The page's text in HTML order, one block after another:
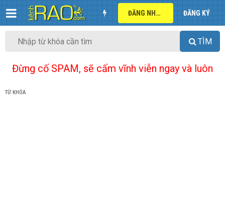
ĐĂNG NHẬP ĐĂNG KÝ
TÌM
Đừng cố SPAM, sẽ cấm vĩnh viễn ngay và luôn
TỪ KHÓA